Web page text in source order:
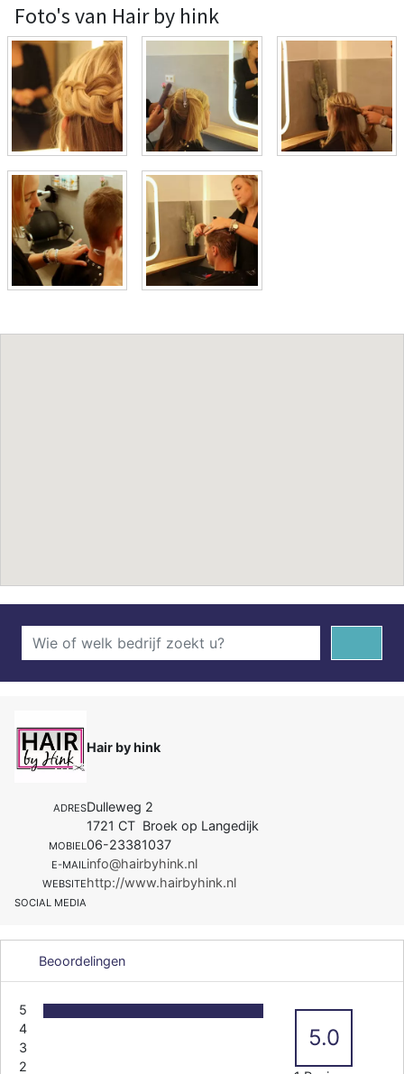
Foto's van Hair by hink
Hair by hink
ADRESDulleweg 2
1721 CT Broek op Langedijk
MOBIEL06-23381037
E-MAILinfo@hairbyhink.nl
WEBSITEhttp://www.hairbyhink.nl
SOCIAL MEDIA
Beoordelingen
5
4
3
2
5.0